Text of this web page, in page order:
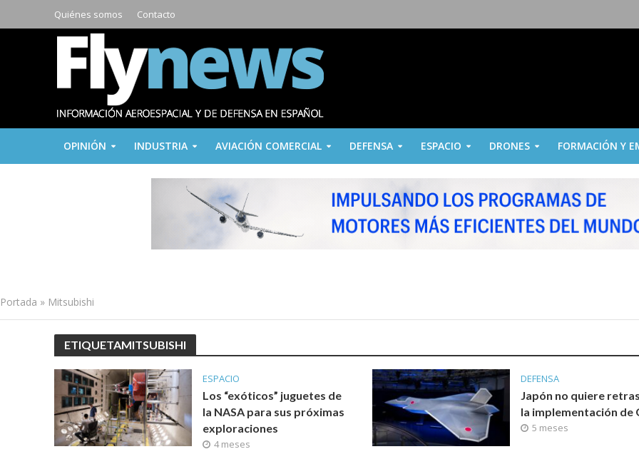
Quiénes somos Contacto
OPINIÓN INDUSTRIA AVIACIÓN COMERCIAL DEFENSA ESPACIO DRONES FORMACIÓN Y
Portada » Mitsubishi
ETIQUETAMITSUBISHI
ESPACIO
Los “exóticos” juguetes de
la NASA para sus próximas
exploraciones
4 meses
DEFENSA
Japón no quiere
la implementación de
5 meses